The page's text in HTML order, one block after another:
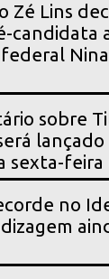
Zé Lins
candidata
Nina
sobre
lançado
sexta-feira
no